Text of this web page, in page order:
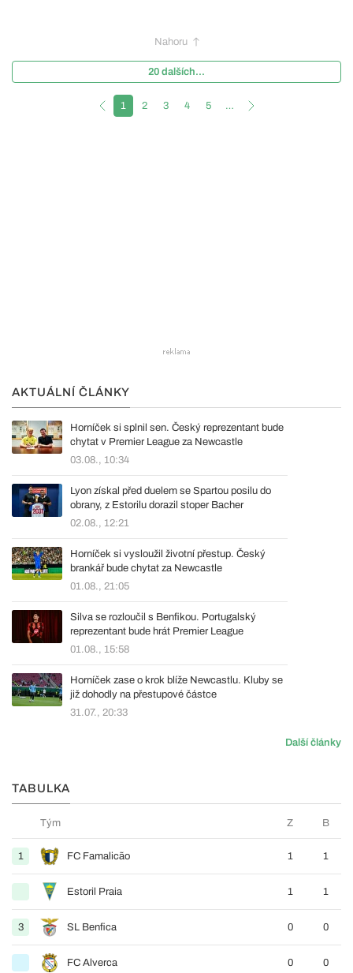
Nahoru
20 dalších...
1 2 3 4 5 …
AKTUÁLNÍ ČLÁNKY
Horníček si splnil sen. Český reprezentant bude
chytat v Premier League za Newcastle
03.08., 10:34
Lyon získal před duelem se Spartou posilu do
obrany, z Estorilu dorazil stoper Bacher
02.08., 12:21
Horníček si vysloužil životní přestup. Český
brankář bude chytat za Newcastle
01.08., 21:05
Silva se rozloučil s Benfikou. Portugalský
reprezentant bude hrát Premier League
01.08., 15:58
Horníček zase o krok blíže Newcastlu. Kluby se
již dohodly na přestupové částce
31.07., 20:33
Další články
TABULKA
Tým Z B
1 FC Famalicão 1 1
Estoril Praia 1 1
3 SL Benfica 0 0
FC Alverca 0 0